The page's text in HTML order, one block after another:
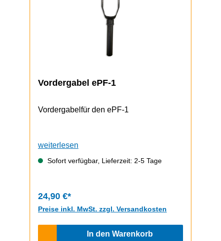
Vordergabel ePF-1
Vordergabelfür den ePF-1
weiterlesen
Sofort verfügbar, Lieferzeit: 2-5 Tage
24,90 €*
Preise inkl. MwSt. zzgl. Versandkosten
In den Warenkorb